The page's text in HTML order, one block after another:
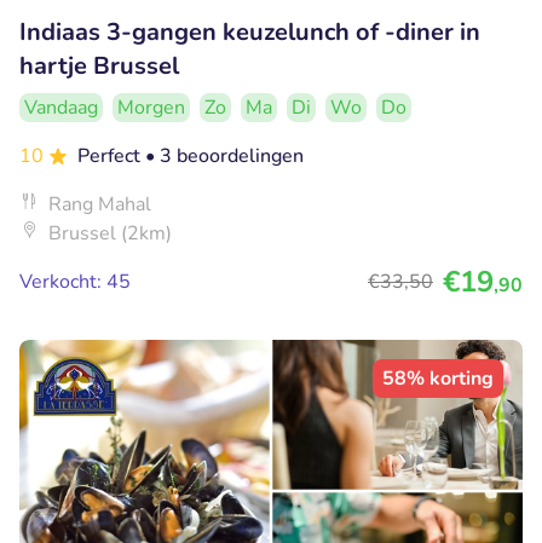
Indiaas 3-gangen keuzelunch of -diner in
hartje Brussel
Vandaag Morgen Zo Ma Di Wo
Do
10
Perfect • 3 beoordelingen
Rang Mahal
Brussel (2km)
Verkocht: 45
€33,50 €19,90
58% korting